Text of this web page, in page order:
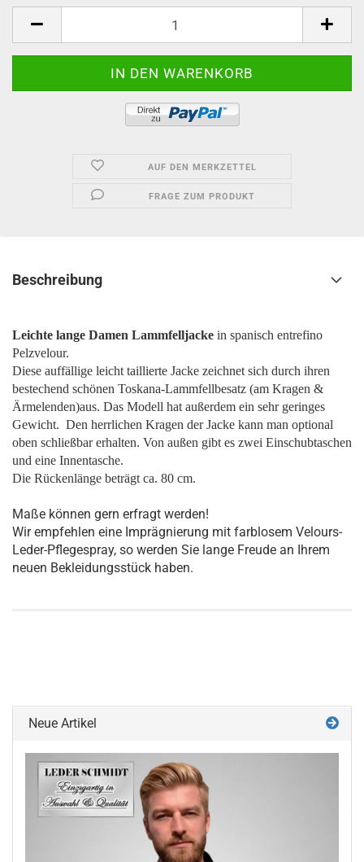
AUF DEN MERKZETTEL
FRAGE ZUM PRODUKT
Beschreibung
Leichte lange Damen Lammfelljacke in spanisch entrefino
Pelzvelour.
Diese auffällige leicht taillierte Jacke zeichnet sich durch ihren
bestechend schönen Toskana-Lammfellbesatz (am Kragen &
Ärmelenden)aus. Das Modell hat außerdem ein sehr geringes
Gewicht. Den herrlichen Kragen der Jacke kann man optional
oben schließbar erhalten. Von außen gibt es zwei Einschubtaschen
und eine Innentasche.
Die Rückenlänge beträgt ca. 80 cm.
Maße können gern erfragt werden!
Wir empfehlen eine Imprägnierung mit farblosem Velours-
Leder-Pflegespray, so werden Sie lange Freude an Ihrem
neuen Bekleidungsstück haben.
Neue Artikel